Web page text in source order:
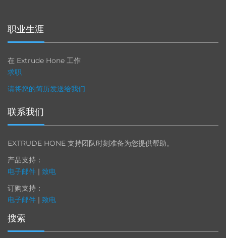
职业生涯
在 Extrude Hone 工作
求职
请将您的简历发送给我们
联系我们
EXTRUDE HONE 支持团队时刻准备为您提供帮助。
产品支持：
电子邮件 | 致电
订购支持：
电子邮件 | 致电
搜索